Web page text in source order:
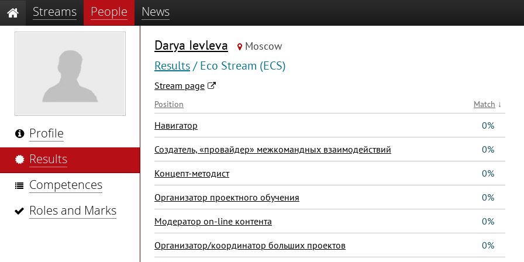
Streams People News
Profile
Results
Competences
Roles and Marks
Darya Ievleva Moscow
Results/ Eco Stream (ECS)
Stream page
Position Match ↓
Навигатор 0%
Создатель, «провайдер» межкомандных взаимодействий 0%
Концепт-методист 0%
Организатор проектного обучения 0%
Модератор on-line контента 0%
Организатор/координатор больших проектов 0%